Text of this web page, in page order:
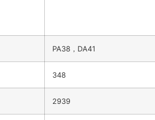
PA38，DA41
348
2939